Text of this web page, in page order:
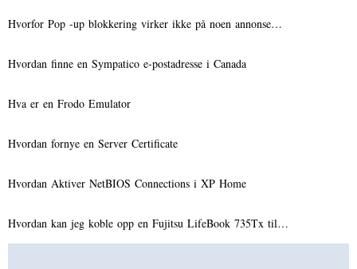
Hvorfor Pop -up blokkering virker ikke på noen annonse…
Hvordan finne en Sympatico e-postadresse i Canada
Hva er en Frodo Emulator
Hvordan fornye en Server Certificate
Hvordan Aktiver NetBIOS Connections i XP Home
Hvordan kan jeg koble opp en Fujitsu LifeBook 735Tx til…